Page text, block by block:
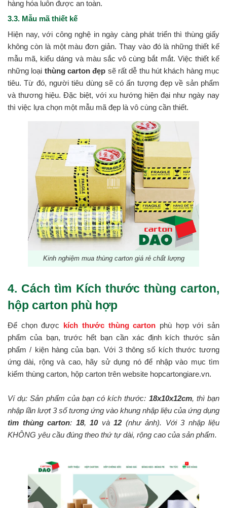
hàng hóa luôn được an toàn.
3.3. Mẫu mã thiết kế
Hiện nay, với công nghệ in ngày càng phát triển thì thùng giấy
không còn là một màu đơn giản. Thay vào đó là những thiết kế
mẫu mã, kiểu dáng và màu sắc vô cùng bắt mắt. Việc thiết kế
những loại thùng carton đẹp sẽ rất dễ thu hút khách hàng mục
tiêu. Từ đó, người tiêu dùng sẽ có ấn tượng đẹp về sản phẩm
và thương hiệu. Đặc biệt, với xu hướng hiện đại như ngày nay
thì việc lựa chọn một mẫu mã đẹp là vô cùng cần thiết.
Kinh nghiệm mua thùng carton giá rẻ chất lượng
4. Cách tìm Kích thước thùng carton,
hộp carton phù hợp
Để chọn được kích thước thùng carton phù hợp với sản
phẩm của bạn, trước hết bạn cần xác định kích thước sản
phẩm / kiện hàng của bạn. Với 3 thông số kích thước tương
ứng dài, rộng và cao, hãy sử dụng nó để nhập vào mục tìm
kiếm thùng carton, hộp carton trên website hopcartongiare.vn.
Ví dụ: Sản phẩm của bạn có kích thước: 18x10x12cm, thì bạn
nhập lần lượt 3 số tương ứng vào khung nhập liệu của ứng dụng
tìm thùng carton: 18, 10 và 12 (như ảnh). Với 3 nhập liệu
KHÔNG yêu cầu đúng theo thứ tự dài, rộng cao của sản phẩm.